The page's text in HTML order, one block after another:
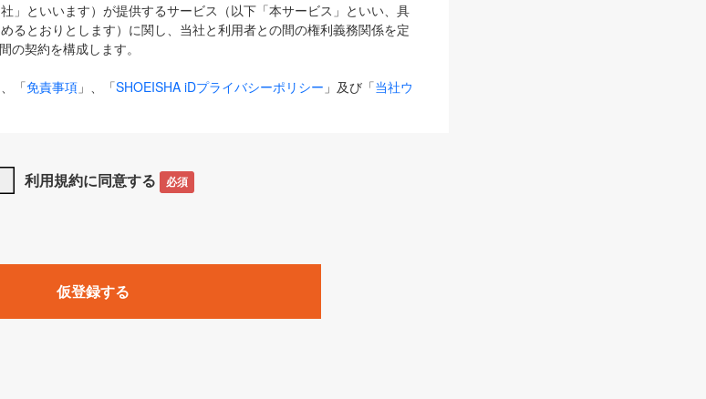
」といいます）が提供するサービス（以下「本サービス」といい、具
るとおりとします）に関し、当社と利用者との間の権利義務関係を定
の契約を構成します。
、「免責事項 」、「SHOEISHA iDプライバシーポリシー 」及び「当社ウ
のとします。
下のサービス（名称や内容が変更された場合、変更後のサービスを含
社が実施するイベントやキャンペーンをいいます。
MarkeZine」「EnterpriseZine」「ECzine」「Biz/Zine」「HRzine」
利用規約に同意する 必須
仮登録する